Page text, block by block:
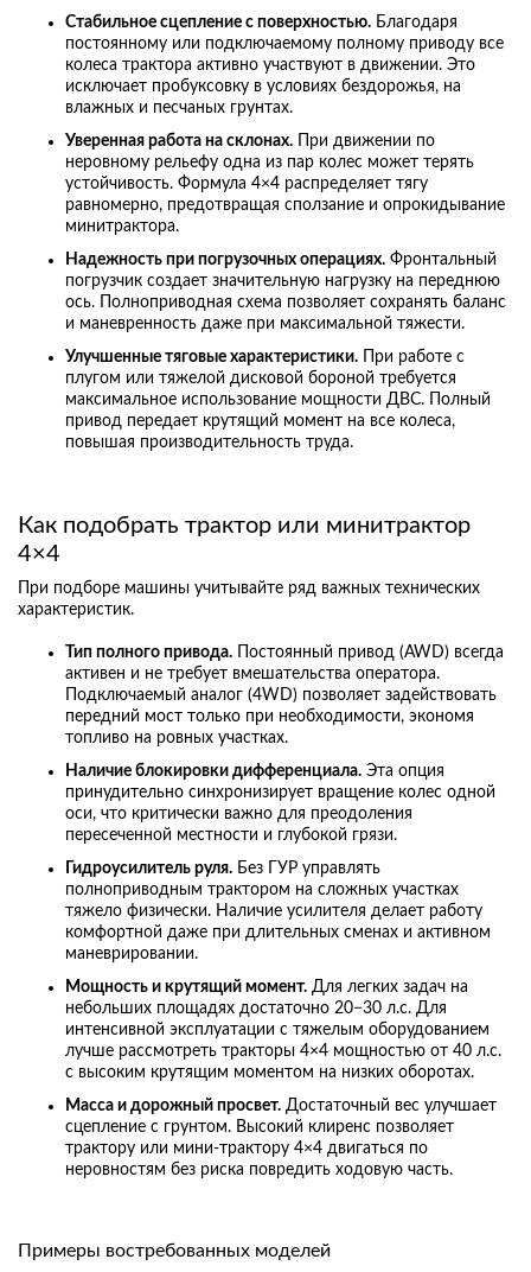
Стабильное сцепление с поверхностью. Благодаря
постоянному или подключаемому полному приводу все
колеса трактора активно участвуют в движении. Это
исключает пробуксовку в условиях бездорожья, на
влажных и песчаных грунтах.
Уверенная работа на склонах. При движении по
неровному рельефу одна из пар колес может терять
устойчивость. Формула 4×4 распределяет тягу
равномерно, предотвращая сползание и опрокидывание
минитрактора.
Надежность при погрузочных операциях. Фронтальный
погрузчик создает значительную нагрузку на переднюю
ось. Полноприводная схема позволяет сохранять баланс
и маневренность даже при максимальной тяжести.
Улучшенные тяговые характеристики. При работе с
плугом или тяжелой дисковой бороной требуется
максимальное использование мощности ДВС. Полный
привод передает крутящий момент на все колеса,
повышая производительность труда.
Как подобрать трактор или минитрактор
4×4
При подборе машины учитывайте ряд важных технических
характеристик.
Тип полного привода. Постоянный привод (AWD) всегда
активен и не требует вмешательства оператора.
Подключаемый аналог (4WD) позволяет задействовать
передний мост только при необходимости, экономя
топливо на ровных участках.
Наличие блокировки дифференциала. Эта опция
принудительно синхронизирует вращение колес одной
оси, что критически важно для преодоления
пересеченной местности и глубокой грязи.
Гидроусилитель руля. Без ГУР управлять
полноприводным трактором на сложных участках
тяжело физически. Наличие усилителя делает работу
комфортной даже при длительных сменах и активном
маневрировании.
Мощность и крутящий момент. Для легких задач на
небольших площадях достаточно 20−30 л.с. Для
интенсивной эксплуатации с тяжелым оборудованием
лучше рассмотреть тракторы 4×4 мощностью от 40 л.с.
с высоким крутящим моментом на низких оборотах.
Масса и дорожный просвет. Достаточный вес улучшает
сцепление с грунтом. Высокий клиренс позволяет
трактору или мини-трактору 4×4 двигаться по
неровностям без риска повредить ходовую часть.
Примеры востребованных моделей